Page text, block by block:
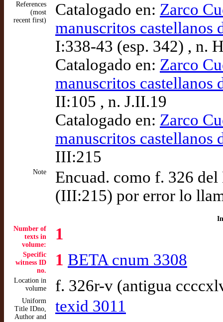
References
(most
recent first)
Catalogado en: Zarco
manuscritos castellanos
I:338-43 (esp. 342) , n.
Catalogado en: Zarco
manuscritos castellanos
II:105 , n. J.II.19
Catalogado en: Zarco
manuscritos castellanos
III:215
Note
Encuad. como f. 326
(III:215) por error lo
Number of
texts in
volume:
1
Specific
witness ID
no.
1 BETA cnum 3308
Location in
volume
f. 326r-v (antigua
Uniform
Title IDno,
Author and
texid 3011